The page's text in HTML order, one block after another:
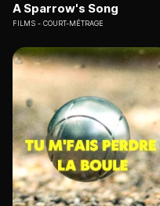
A Sparrow's Song
FILMS COURT-MÉTRAGE